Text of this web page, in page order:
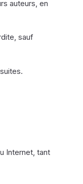
auteurs, en
sauf
Internet, tant